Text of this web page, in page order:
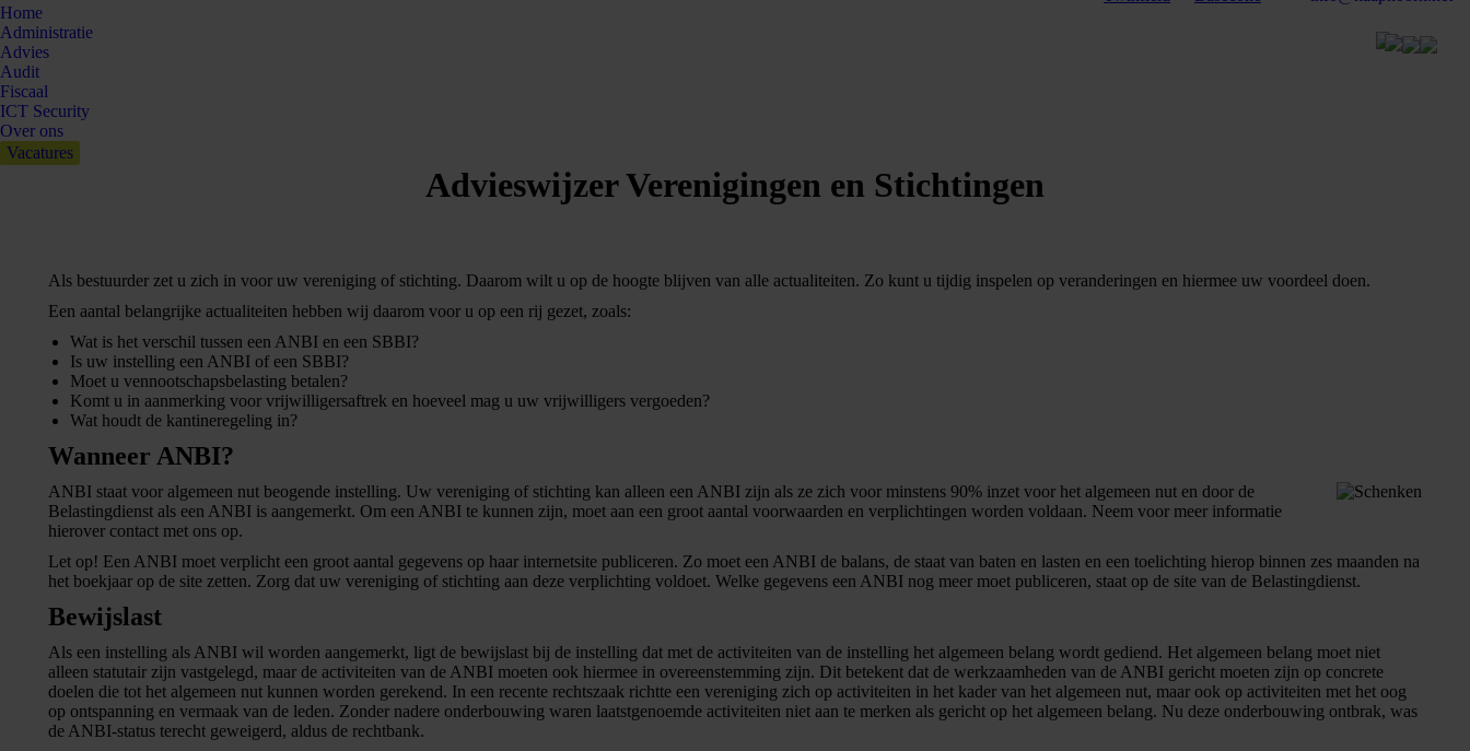
Home
Administratie
Advies
Audit
Fiscaal
ICT Security
Over ons
Vacatures
Advieswijzer Verenigingen en Stichtingen
Als bestuurder zet u zich in voor uw vereniging of stichting. Daarom wilt u op de hoogte blijven van alle actualiteiten. Zo kunt u tijdig inspelen op veranderingen en hiermee uw voordeel doen.
Een aantal belangrijke actualiteiten hebben wij daarom voor u op een rij gezet, zoals:
Wat is het verschil tussen een ANBI en een SBBI?
Is uw instelling een ANBI of een SBBI?
Moet u vennootschapsbelasting betalen?
Komt u in aanmerking voor vrijwilligersaftrek en hoeveel mag u uw vrijwilligers vergoeden?
Wat houdt de kantineregeling in?
Wanneer ANBI?
ANBI staat voor algemeen nut beogende instelling. Uw vereniging of stichting kan alleen een ANBI zijn als ze zich voor minstens 90% inzet voor het algemeen nut en door de
Belastingdienst als een ANBI is aangemerkt. Om een ANBI te kunnen zijn, moet aan een groot aantal voorwaarden en verplichtingen worden voldaan. Neem voor meer informatie
hierover contact met ons op.
Let op! Een ANBI moet verplicht een groot aantal gegevens op haar internetsite publiceren. Zo moet een ANBI de balans, de staat van baten en lasten en een toelichting hierop binnen zes maanden na
het boekjaar op de site zetten. Zorg dat uw vereniging of stichting aan deze verplichting voldoet. Welke gegevens een ANBI nog meer moet publiceren, staat op de site van de Belastingdienst.
Bewijslast
Als een instelling als ANBI wil worden aangemerkt, ligt de bewijslast bij de instelling dat met de activiteiten van de instelling het algemeen belang wordt gediend. Het algemeen belang moet niet
alleen statutair zijn vastgelegd, maar de activiteiten van de ANBI moeten ook hiermee in overeenstemming zijn. Dit betekent dat de werkzaamheden van de ANBI gericht moeten zijn op concrete
doelen die tot het algemeen nut kunnen worden gerekend. In een recente rechtszaak richtte een vereniging zich op activiteiten in het kader van het algemeen nut, maar ook op activiteiten met het oog
op ontspanning en vermaak van de leden. Zonder nadere onderbouwing waren laatstgenoemde activiteiten niet aan te merken als gericht op het algemeen belang. Nu deze onderbouwing ontbrak, was
de ANBI-status terecht geweigerd, aldus de rechtbank.